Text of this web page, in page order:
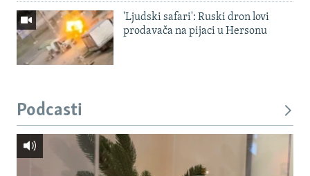
'Ljudski safari': Ruski dron lovi
prodavača na pijaci u Hersonu
Podcasti